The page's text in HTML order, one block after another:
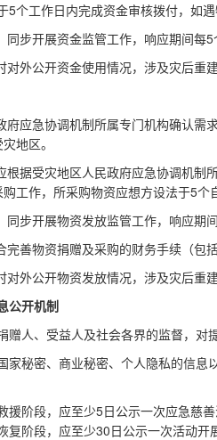
5个工作日内完成资金审核拨付，如
步开展资金监管工作，响应期间每
外公开资金使用情况，涉及灾后重
府应急协调机制所属专门机构确认需
地区。
根据受灾地区人民政府应急协调机制
工作，所采购物资应想方设法于5个
步开展物资发放监管工作，响应期
善物资捐赠及采购的财务手续（包
外公开物资发放情况，涉及灾后重
公开机制
赠人、受益人及社会各界的监督，对
家秘密、商业秘密、个人隐私的信
援阶段，应至少5日公示一次应急
复阶段，应至少30日公示一次活动开